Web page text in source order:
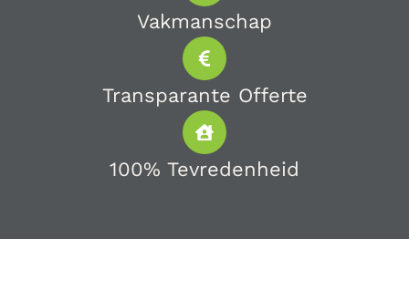
Vakmanschap
Transparante Offerte
100% Tevredenheid